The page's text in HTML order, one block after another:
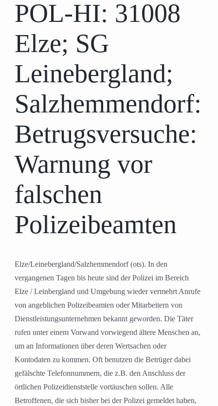
POL-HI: 31008
Elze; SG
Leinebergland;
Salzhemmendorf:
Betrugsversuche:
Warnung vor
falschen
Polizeibeamten
Elze/Leinebergland/Salzhemmendorf (ots). In den
vergangenen Tagen bis heute sind der Polizei im Bereich
Elze / Leinbergland und Umgebung wieder vermehrt Anrufe
von angeblichen Polizeibeamten oder Mitarbeitern von
Dienstleistungsunternehmen bekannt geworden. Die Täter
rufen unter einem Vorwand vorwiegend ältere Menschen an,
um an Informationen über deren Wertsachen oder
Kontodaten zu kommen. Oft benutzen die Betrüger dabei
gefälschte Telefonnummern, die z.B. den Anschluss der
örtlichen Polizeidienststelle vortäuschen sollen. Alle
Betroffenen, die sich bisher bei der Polizei gemeldet haben,